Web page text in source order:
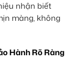
nhận biết
màng, không
Hành Rõ Ràng